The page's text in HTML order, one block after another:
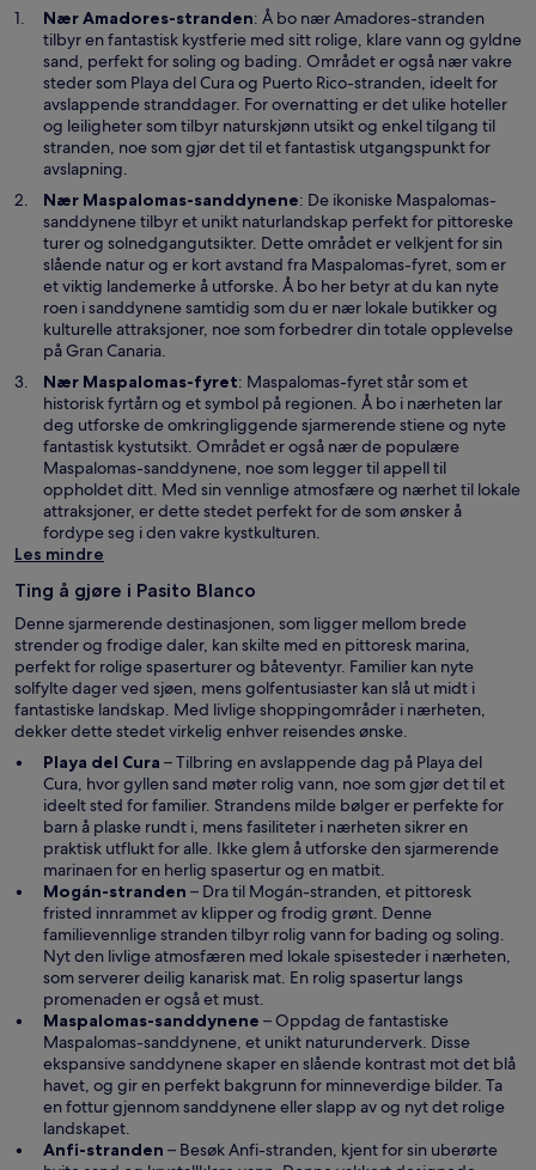
NærAmadores-strandenÅ
p
n
e
s
i
e
y
t
t
v
i
n
d
: Å bo nær Amadores-stranden
tilbyr en fantastisk kystferie med sitt rolige, klare vann og gyldne
sand, perfekt for soling og bading. Området er også nær vakre
steder som Playa del Cura og Puerto Rico-stranden, ideelt for
avslappende stranddager. For overnatting er det ulike hoteller
og leiligheter som tilbyr naturskjønn utsikt og enkel tilgang til
stranden, noe som gjør det til et fantastisk utgangspunkt for
avslapning.
Nær Maspalomas-sanddyneneÅ
p
n
e
s
i
e
n
y
t
t
v
i
n
d
u
: De ikoniske Maspalomas-
sanddynene tilbyr et unikt naturlandskap perfekt for pittoreske
turer og solnedgangutsikter. Dette området er velkjent for sin
slående natur og er kort avstand fra Maspalomas-fyretÅ
p
n
e
e
t
n
y
t
v
, som er
et viktig landemerke å utforske. Å bo her betyr at du kan nyte
roen i sanddynene samtidig som du er nær lokale butikker og
kulturelle attraksjoner, noe som forbedrer din totale opplevelse
på Gran Canaria.
Nær Maspalomas-fyret: Maspalomas-fyret står som et
historisk fyrtårn og et symbol på regionen. Å bo i nærheten lar
deg utforske de omkringliggende sjarmerende stiene og nyte
fantastisk kystutsikt. Området er også nær de populære
Maspalomas-sanddynene, noe som legger til appell til
oppholdet ditt. Med sin vennlige atmosfære og nærhet til lokale
attraksjoner, er dette stedet perfekt for de som ønsker å
fordype seg i den vakre kystkulturen.
Les mindre
Ting å gjøre i Pasito Blanco
Denne sjarmerende destinasjonen, som ligger mellom brede
strender og frodige daler, kan skilte med en pittoresk marina,
perfekt for rolige spaserturer og båteventyr. Familier kan nyte
solfylte dager ved sjøen, mens golfentusiaster kan slå ut midt i
fantastiske landskap. Med livlige shoppingområder i nærheten,
dekker dette stedet virkelig enhver reisendes ønske.
Playa del Cura Å
p
n
e
s
i
e
t
n
y
t
t
v
i
n
d
u
– Tilbring en avslappende dag på Playa del
Cura, hvor gyllen sand møter rolig vann, noe som gjør det til et
ideelt sted for familier. Strandens milde bølger er perfekte for
barn å plaske rundt i, mens fasiliteter i nærheten sikrer en
praktisk utflukt for alle. Ikke glem å utforske den sjarmerende
marinaen for en herlig spasertur og en matbit.
Mogán-stranden Å
p
n
e
s
i
e
t
n
y
t
v
– Dra til Mogán-stranden, et pittoresk
fristed innrammet av klipper og frodig grønt. Denne
familievennlige stranden tilbyr rolig vann for bading og soling.
Nyt den livlige atmosfæren med lokale spisesteder i nærheten,
som serverer deilig kanarisk mat. En rolig spasertur langs
promenaden er også et must.
Maspalomas-sanddynene Å
p
n
e
s
e
– Oppdag de fantastiske
Maspalomas-sanddynene, et unikt naturunderverk. Disse
ekspansive sanddynene skaper en slående kontrast mot det blå
havet, og gir en perfekt bakgrunn for minneverdige bilder. Ta
en fottur gjennom sanddynene eller slapp av og nyt det rolige
landskapet.
Anfi-stranden Å
– Besøk Anfi-stranden, kjent for sin uberørte